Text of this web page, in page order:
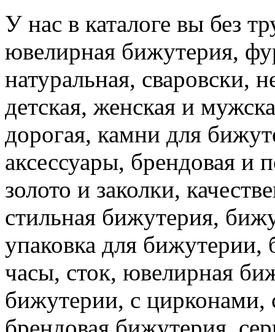
У нас в каталоге вы без
ювелирная бижутерия,
натуральная, сваровски,
детская, женская и
дорогая, камни для
аксессуары, брендовая и
золото и заколки,
стильная бижутерия,
упаковка для бижутерии,
часы, сток, ювелирная
бижутерии, с цирконами,